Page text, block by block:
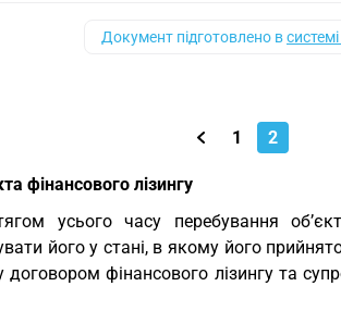
Документ підготовлено в
1 2
фінансового лізингу
усього часу перебування
його у стані, в якому його
договором фінансового лізингу та